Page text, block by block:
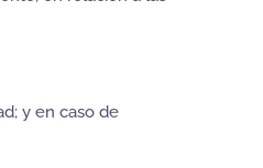
y en caso de